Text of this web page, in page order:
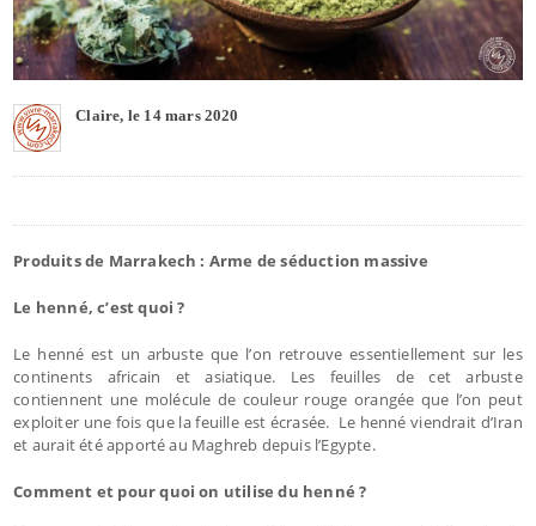
Claire, le 14 mars 2020
Produits de Marrakech : Arme de séduction massive
Le henné, c’est quoi ?
Le henné est un arbuste que l’on retrouve essentiellement sur les
continents africain et asiatique. Les feuilles de cet arbuste
contiennent une molécule de couleur rouge orangée que l’on peut
exploiter une fois que la feuille est écrasée. Le henné viendrait d’Iran
et aurait été apporté au Maghreb depuis l’Egypte.
Comment et pour quoi on utilise du henné ?